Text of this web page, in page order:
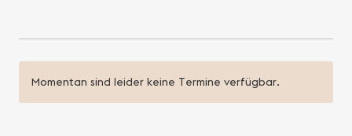
Momentan sind leider keine Termine verfügbar.